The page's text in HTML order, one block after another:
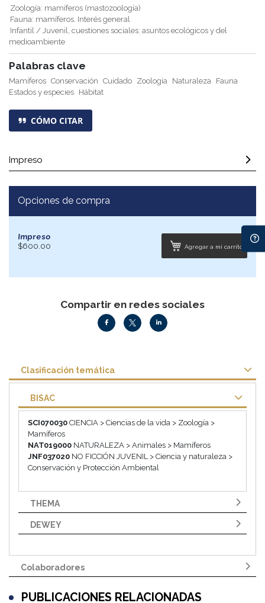
Zoología: mamíferos (mastozoología)
Fauna: mamíferos. Interés general
Infantil / Juvenil, cuestiones sociales: asuntos ecológicos y del
medioambiente
Palabras clave
Mamíferos Conservación Cuidado Zoología Naturaleza
Fauna
Estados y especies Hábitat
CÓMO CITAR
Impreso
Opciones de compra
Impreso
$600.00
Agregar a mi carrito
Compartir en redes sociales
Clasificación temática
BISAC
SCI070030 CIENCIA > Ciencias de la vida > Zoología >
Mamíferos
NAT019000 NATURALEZA > Animales > Mamíferos
JNF037020 NO FICCIÓN JUVENIL > Ciencia y naturaleza >
Conservación y Protección Ambiental
THEMA
DEWEY
Colaboradores
PUBLICACIONES RELACIONADAS